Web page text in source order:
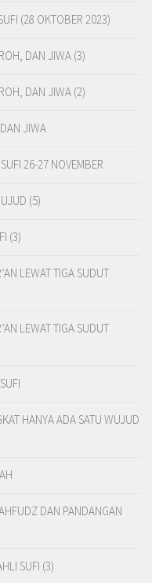
(28 OKTOBER 2023)
DAN JIWA (3)
DAN JIWA (2)
JIWA
26-27 NOVEMBER
(5)
(3)
LEWAT TIGA SUDUT
LEWAT TIGA SUDUT
HANYA ADA SATU WUJUD
DAN PANDANGAN
SUFI (3)